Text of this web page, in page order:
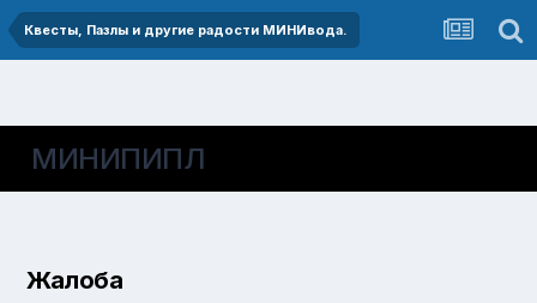
Квесты, Пазлы и другие радости МИНИвода.
МИНИПИПЛ
Жалоба